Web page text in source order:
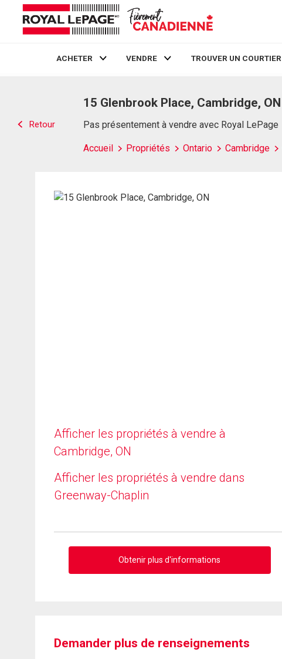
ACHETER VENDRE TROUVER UN COURTIER
Retour
15 Glenbrook Place, Cambridge, ON
Pas présentement à vendre avec Royal LePage
Accueil Propriétés Ontario Cambridge
Afficher les propriétés à vendre à
Cambridge, ON
Afficher les propriétés à vendre dans
Greenway-Chaplin
Obtenir plus d'informations
Demander plus de renseignements